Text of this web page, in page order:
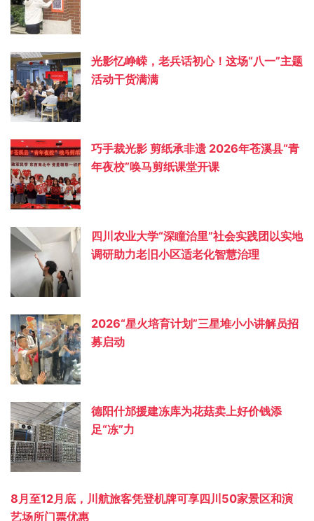
光影忆峥嵘，老兵话初心！这场“八一”主题
活动干货满满
巧手裁光影 剪纸承非遗 2026年苍溪县“青
年夜校”唤马剪纸课堂开课
四川农业大学“深瞳治里”社会实践团以实地
调研助力老旧小区适老化智慧治理
2026“星火培育计划”三星堆小小讲解员招
募启动
德阳什邡援建冻库为花菇卖上好价钱添
足“冻”力
8月至12月底，川航旅客凭登机牌可享四川50家景区和演
艺场所门票优惠